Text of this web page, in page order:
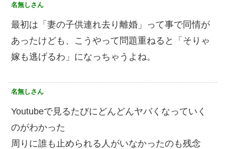
名無しさん
最初は「妻の子供連れ去り離婚」って事で同情が
あったけども、こうやって問題重ねると「そりゃ
嫁も逃げるわ」になっちゃうよね。
名無しさん
Youtubeで見るたびにどんどんヤバくなっていく
のがわかった
周りに誰も止められる人がいなかったのも残念